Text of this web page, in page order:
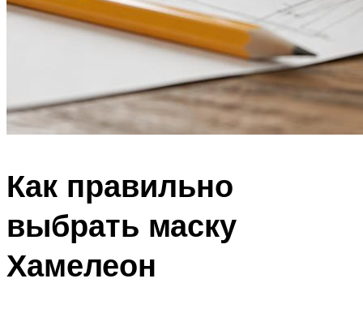
Как правильно
выбрать маску
Хамелеон